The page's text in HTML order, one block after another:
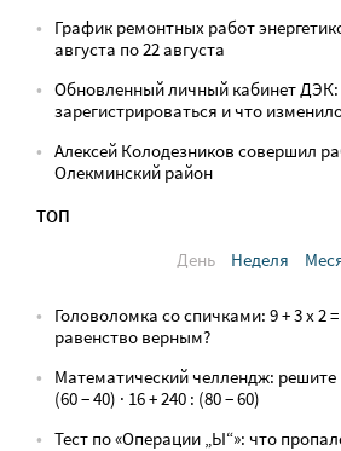
График ремонтных работ
августа по 22 августа
Обновленный личный кабинет ДЭК:
зарегистрироваться и что
Алексей Колодезников совершил
Олекминский район
ТОП
День
Неделя
Головоломка со спичками: 9 + 3 х 2
равенство верным?
Математический челлендж: решите
(60 − 40) · 16 + 240 : (80 − 60)
Тест по «Операции „Ы“»: что